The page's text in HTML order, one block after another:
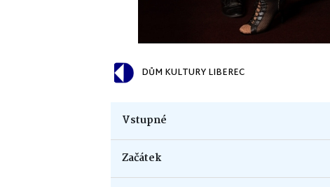
DŮM KULTURY LIBEREC
Vstupné
Začátek